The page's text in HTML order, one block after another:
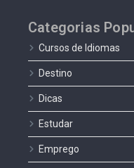
Categorias
Cursos de Idiomas
Destino
Dicas
Estudar
Emprego